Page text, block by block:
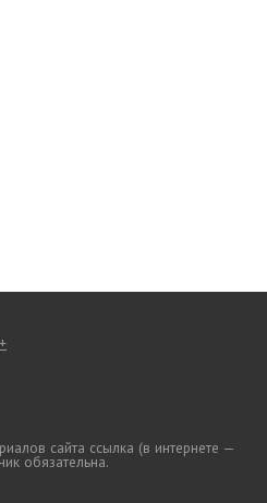
сайта ссылка (в интернете —
обязательна.